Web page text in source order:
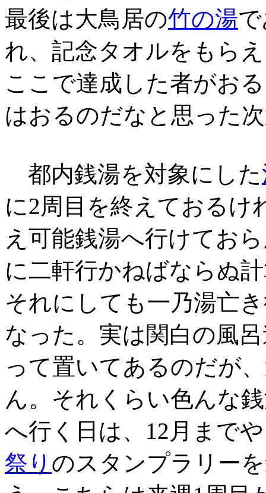
最後は大鳥居の竹の湯
れ、記念タオルをもら
ここで達成した者がお
はおるのだなと思った
都内銭湯を対象にした
に2周目を終えておるけ
え可能銭湯へ行けてお
に二軒行かねばならぬ
それにしても一乃湯亡
なった。実は関白の風
って置いてあるのだが
ん。それくらい色んな
へ行く日は、12月まで
祭り のスタンプラリー